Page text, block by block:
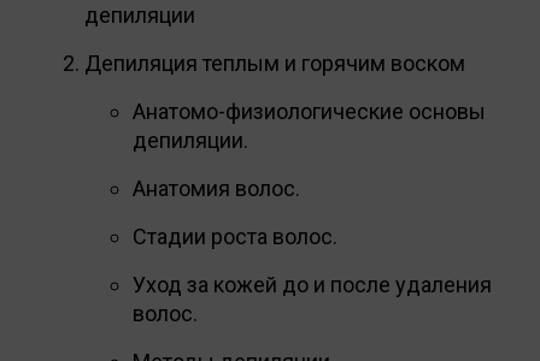
депиляции
Депиляция теплым и горячим воском
Анатомо-физиологические основы
депиляции.
Анатомия волос.
Стадии роста волос.
Уход за кожей до и после удаления
волос.